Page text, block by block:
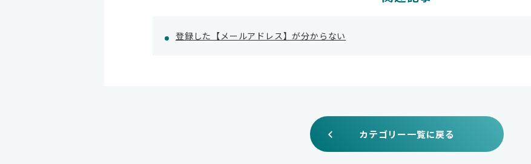
登録した【メールアドレス】が分からない
カテゴリー一覧に戻る